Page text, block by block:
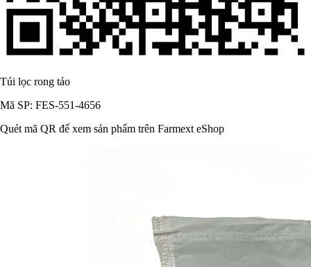
Túi lọc rong tảo
Mã SP: FES-551-4656
Quét mã QR để xem sản phẩm trên Farmext eShop